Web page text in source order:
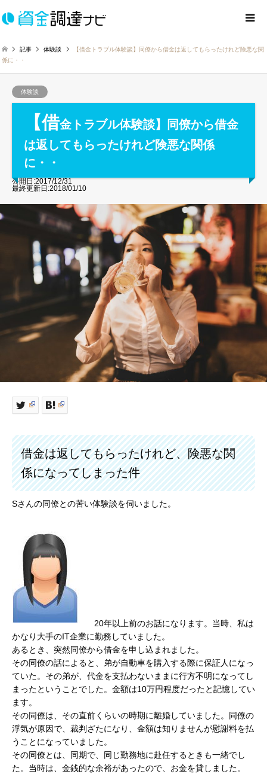
記事 体験談
【借金トラブル体験談】同僚から借金は返してもらったけれど険悪な関
係に・・
体験談
【借金トラブル体験談】同僚から借金
は返してもらったけれど険悪な関係
に・・
公開日:2017/12/31
最終更新日:2018/01/10
借金は返してもらったけれど、険悪な関
係になってしまった件
Sさんの同僚との苦い体験談を伺いました。
20年以上前のお話になります。当時、私は
かなり大手のIT企業に勤務していました。
あるとき、突然同僚から借金を申し込まれました。
その同僚の話によると、弟が自動車を購入する際に保証人になっ
ていた。その弟が、代金を支払わないままに行方不明になってし
まったということでした。金額は10万円程度だったと記憶してい
ます。
その同僚は、その直前くらいの時期に離婚していました。同僚の
浮気が原因で、裁判ざたになり、金額は知りませんが慰謝料を払
うことになっていました。
その同僚とは、同期で、同じ勤務地に赴任するときも一緒でし
た。当時は、金銭的な余裕があったので、お金を貸しました。